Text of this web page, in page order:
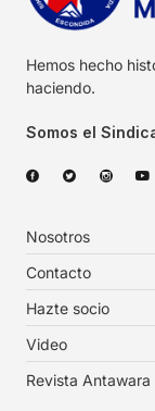
Hemos hecho
haciendo.
Somos el
Nosotros
Contacto
Hazte socio
Video
Revista Antawara